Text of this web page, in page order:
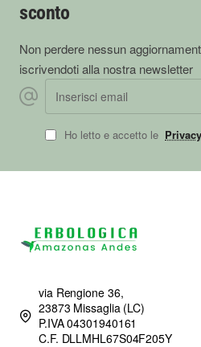
sconto
Non perdere nessun
iscrivendoti alla nostra newsletter
Inserisci
email
Ho letto e accetto le
via Rengione 36,
23873 Missaglia (LC)
P.IVA 04301940161
C.F. DLLMHL67S04F205Y